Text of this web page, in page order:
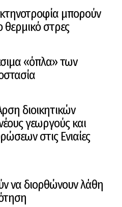
μπορούν
θερμικό στρες
«όπλα» των
διοικητικών
γεωργούς και
στις Ενιαίες
να διορθώνουν λάθη